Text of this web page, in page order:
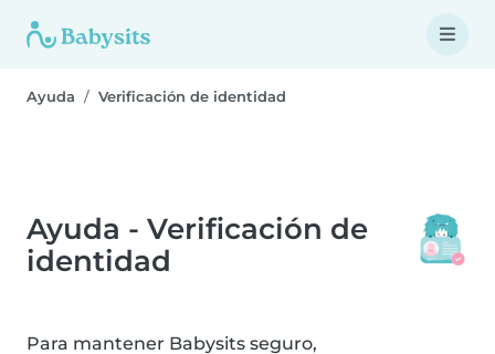
Ayuda Verificación de identidad
Ayuda - Verificación de
identidad
Para mantener Babysits seguro,